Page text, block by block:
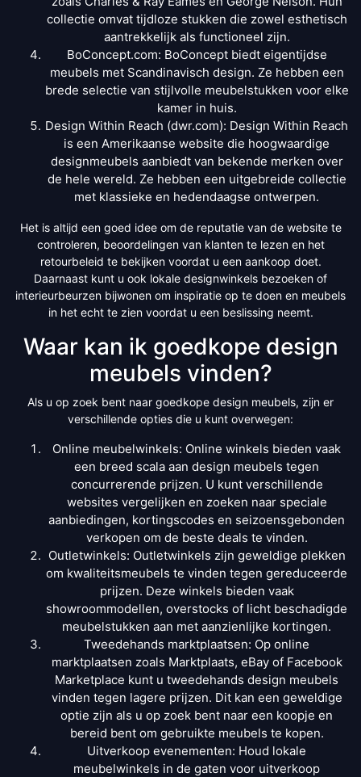
collectie omvat tijdloze stukken die zowel esthetisch
aantrekkelijk als functioneel zijn.
BoConcept.com: BoConcept biedt eigentijdse
meubels met Scandinavisch design. Ze hebben een
brede selectie van stijlvolle meubelstukken voor elke
kamer in huis.
Design Within Reach (dwr.com): Design Within Reach
is een Amerikaanse website die hoogwaardige
designmeubels aanbiedt van bekende merken over
de hele wereld. Ze hebben een uitgebreide collectie
met klassieke en hedendaagse ontwerpen.
Het is altijd een goed idee om de reputatie van de website te
controleren, beoordelingen van klanten te lezen en het
retourbeleid te bekijken voordat u een aankoop doet.
Daarnaast kunt u ook lokale designwinkels bezoeken of
interieurbeurzen bijwonen om inspiratie op te doen en meubels
in het echt te zien voordat u een beslissing neemt.
Waar kan ik goedkope design
meubels vinden?
Als u op zoek bent naar goedkope design meubels, zijn er
verschillende opties die u kunt overwegen:
Online meubelwinkels: Online winkels bieden vaak
een breed scala aan design meubels tegen
concurrerende prijzen. U kunt verschillende
websites vergelijken en zoeken naar speciale
aanbiedingen, kortingscodes en seizoensgebonden
verkopen om de beste deals te vinden.
Outletwinkels: Outletwinkels zijn geweldige plekken
om kwaliteitsmeubels te vinden tegen gereduceerde
prijzen. Deze winkels bieden vaak
showroommodellen, overstocks of licht beschadigde
meubelstukken aan met aanzienlijke kortingen.
Tweedehands marktplaatsen: Op online
marktplaatsen zoals Marktplaats, eBay of Facebook
Marketplace kunt u tweedehands design meubels
vinden tegen lagere prijzen. Dit kan een geweldige
optie zijn als u op zoek bent naar een koopje en
bereid bent om gebruikte meubels te kopen.
Uitverkoop evenementen: Houd lokale
meubelwinkels in de gaten voor uitverkoop